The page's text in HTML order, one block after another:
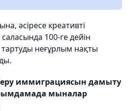
әсіресе креативті
100-ге дейін
неғұрлым нақты
иммиграциясын дамыту
мыналар